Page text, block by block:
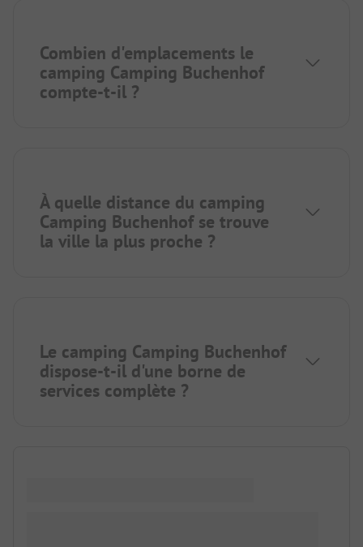
Combien d'emplacements le
camping Camping Buchenhof
compte-t-il ?
À quelle distance du camping
Camping Buchenhof se trouve
la ville la plus proche ?
Le camping Camping Buchenhof
dispose-t-il d'une borne de
services complète ?